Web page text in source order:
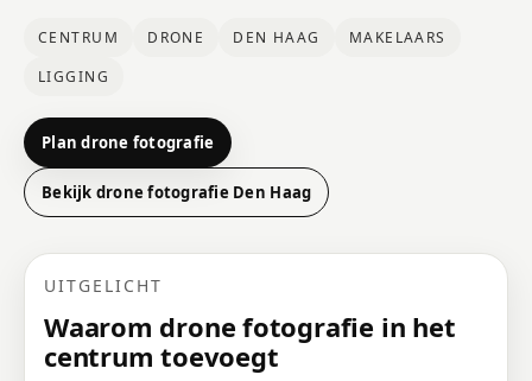
CENTRUM DRONE DEN HAAG
MAKELAARS
LIGGING
Plan drone fotografie
Bekijk drone fotografie Den Haag
UITGELICHT
Waarom drone fotografie in het
centrum toevoegt